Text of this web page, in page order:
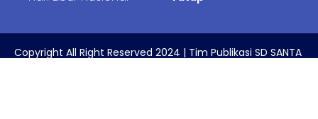
Copyright All Right Reserved 2024 | Tim Publikasi SD SANTA
MARIA II